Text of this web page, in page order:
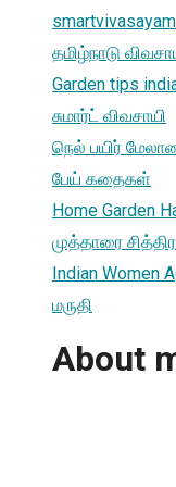
smartvivasayam
தமிழ்நாடு
Garden tips
சுமார்ட் விவசாயி
நெல் பயிர்
பேய் கதைகள்
Home Garden
முத்தாரை
Indian Women
மருதி
About